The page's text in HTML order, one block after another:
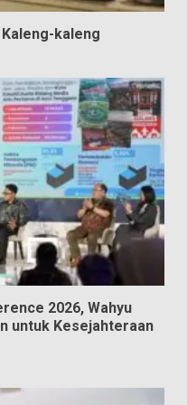
kaleng
2026, Wahyu
untuk Kesejahteraan